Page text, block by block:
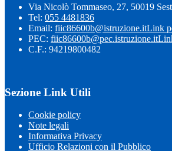
Via Nicolò Tommaseo, 27, 50019
Tel: 055 4481836
Email: fiic86600b@istruzione.itLink
PEC: fiic86600b@pec.istruzione.it
C.F.: 94219800482
Sezione Link Utili
Cookie policy
Note legali
Informativa Privacy
Ufficio Relazioni con il Pubblico